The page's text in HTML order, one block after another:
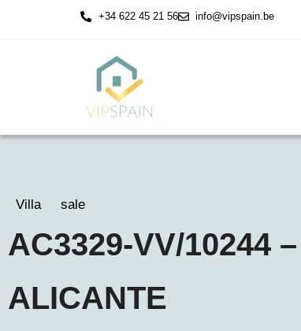
+34 622 45 21 56 info@vipspain.be
Villa sale
AC3329-VV/10244
ALICANTE